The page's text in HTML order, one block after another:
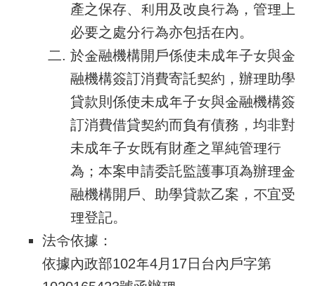
產之保存、利用及改良行為，管理上
必要之處分行為亦包括在內。
於金融機構開戶係使未成年子女與金
融機構簽訂消費寄託契約，辦理助學
貸款則係使未成年子女與金融機構簽
訂消費借貸契約而負有債務，均非對
未成年子女既有財產之單純管理行
為；本案申請委託監護事項為辦理金
融機構開戶、助學貸款乙案，不宜受
理登記。
法令依據：
依據內政部102年4月17日台內戶字第